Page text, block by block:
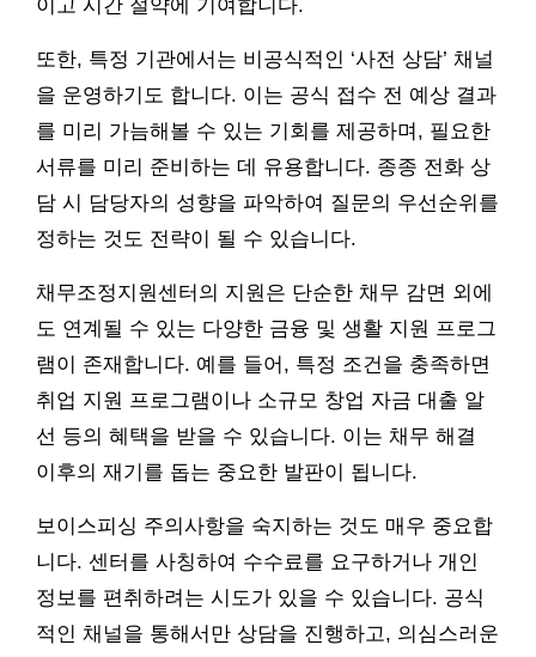
이고 시간 절약에 기여합니다.
또한, 특정 기관에서는 비공식적인 ‘사전 상담’ 채널
을 운영하기도 합니다. 이는 공식 접수 전 예상 결과
를 미리 가늠해볼 수 있는 기회를 제공하며, 필요한
서류를 미리 준비하는 데 유용합니다. 종종 전화 상
담 시 담당자의 성향을 파악하여 질문의 우선순위를
정하는 것도 전략이 될 수 있습니다.
채무조정지원센터의 지원은 단순한 채무 감면 외에
도 연계될 수 있는 다양한 금융 및 생활 지원 프로그
램이 존재합니다. 예를 들어, 특정 조건을 충족하면
취업 지원 프로그램이나 소규모 창업 자금 대출 알
선 등의 혜택을 받을 수 있습니다. 이는 채무 해결
이후의 재기를 돕는 중요한 발판이 됩니다.
보이스피싱 주의사항을 숙지하는 것도 매우 중요합
니다. 센터를 사칭하여 수수료를 요구하거나 개인
정보를 편취하려는 시도가 있을 수 있습니다. 공식
적인 채널을 통해서만 상담을 진행하고, 의심스러운